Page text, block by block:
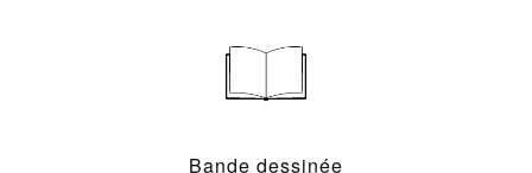
Bande dessinée